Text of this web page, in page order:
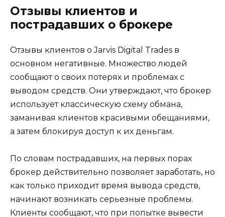
Отзывы клиентов и
пострадавших о брокере
Отзывы клиентов о Jarvis Digital Trades в
основном негативные. Множество людей
сообщают о своих потерях и проблемах с
выводом средств. Они утверждают, что брокер
использует классическую схему обмана,
заманивая клиентов красивыми обещаниями,
а затем блокируя доступ к их деньгам.
По словам пострадавших, на первых порах
брокер действительно позволяет заработать, но
как только приходит время вывода средств,
начинают возникать серьезные проблемы.
Клиенты сообщают, что при попытке вывести